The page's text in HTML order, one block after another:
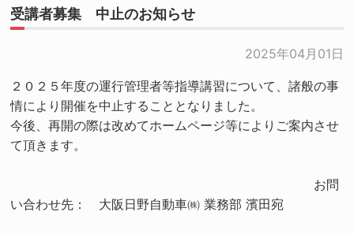
受講者募集 中止のお知らせ
2025年04月01日
２０２５年度の運行管理者等指導講習について、諸般の事
情により開催を中止することとなりました。
今後、再開の際は改めてホームページ等によりご案内させ
て頂きます。
お問
い合わせ先： 大阪日野自動車㈱ 業務部 濱田宛